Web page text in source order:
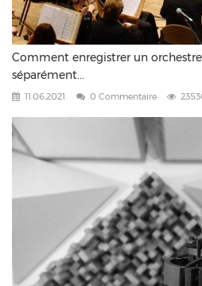
Comment enregistrer un
séparément...
11.06.2021 0 Commentaire